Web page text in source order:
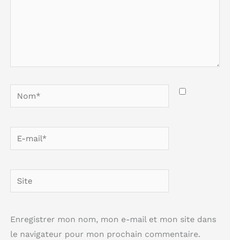
Nom*
E-
mail*
Site
Enregistrer mon nom, mon e-mail et mon site dans
le navigateur pour mon prochain commentaire.